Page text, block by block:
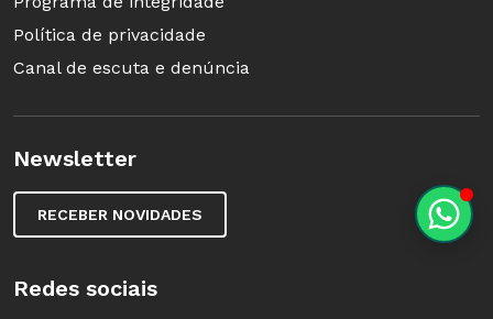
Política de privacidade
Canal de escuta e denúncia
Newsletter
RECEBER NOVIDADES
Redes sociais